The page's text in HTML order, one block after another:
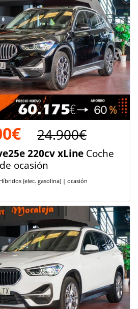
24.900€
220cv xLineCoche
de ocasión
(elec. gasolina) | ocasión